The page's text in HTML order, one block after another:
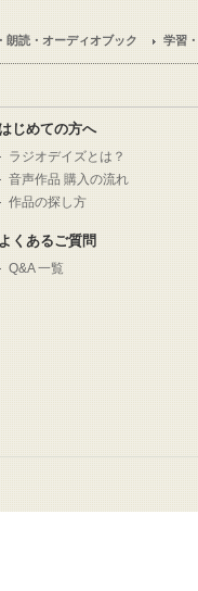
朗読・オーディオブック 学習
はじめての方へ
ラジオデイズとは？
音声作品 購入の流れ
作品の探し方
よくあるご質問
Q&A 一覧